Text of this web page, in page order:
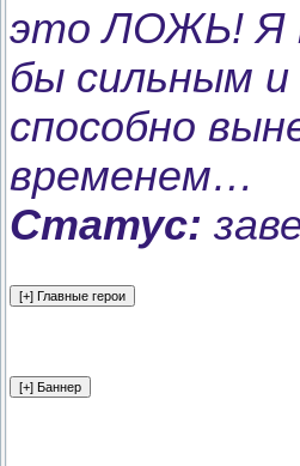
это ЛОЖЬ! Я
бы сильным
способно
временем…
Статус: